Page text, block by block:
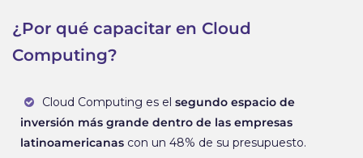
¿Por qué capacitar en Cloud
Computing?
Cloud Computing es el segundo espacio de
inversión más grande dentro de las empresas
latinoamericanas con un 48% de su presupuesto.